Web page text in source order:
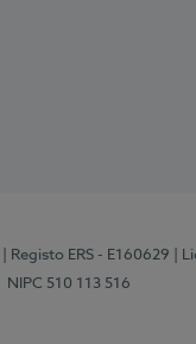
| Registo ERS - E160629 |
NIPC 510 113 516